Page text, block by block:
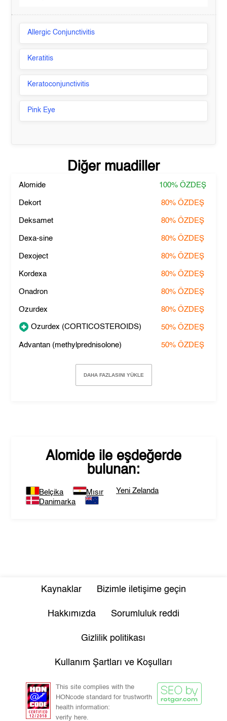
Allergic Conjunctivitis
Keratitis
Keratoconjunctivitis
Pink Eye
Diğer muadiller
Alomide 100% ÖZDEŞ
Dekort 80% ÖZDEŞ
Deksamet 80% ÖZDEŞ
Dexa-sine 80% ÖZDEŞ
Dexoject 80% ÖZDEŞ
Kordexa 80% ÖZDEŞ
Onadron 80% ÖZDEŞ
Ozurdex 80% ÖZDEŞ
Ozurdex (CORTICOSTEROIDS) 50% ÖZDEŞ
Advantan (methylprednisolone) 50% ÖZDEŞ
DAHA FAZLASINI YÜKLE
Alomide ile eşdeğerde
bulunan:
Belçika
Mısır
Danimarka
Yeni Zelanda
Kaynaklar Bizimle iletişime geçin
Hakkımızda Sorumluluk reddi
Gizlilik politikası
Kullanım Şartları ve Koşulları
This site complies with the
HONcode standard for trustworth
health information:
verify here.